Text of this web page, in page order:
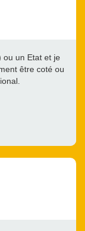
ou un Etat et je
être coté ou